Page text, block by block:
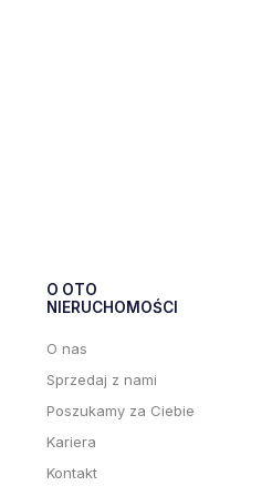
O OTO
NIERUCHOMOŚCI
O nas
Sprzedaj z nami
Poszukamy za Ciebie
Kariera
Kontakt